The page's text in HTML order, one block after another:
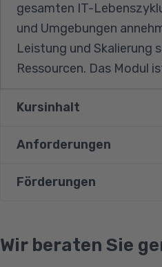
gesamten IT-
und Umgebungen
Leistung und Skalierung
Ressourcen. Das Modul
Kursinhalt
Azure Administration
Intersite Connectivity
Anforderungen
Teilnehmende müssen
Förderungen
Wir beraten Sie